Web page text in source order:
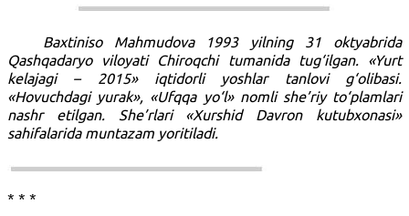
Baxtiniso Mahmudova 1993 yilning 31 oktyabrida
Qashqadaryo viloyati Chiroqchi tumanida tug‘ilgan. «Yurt
kelajagi – 2015» iqtidorli yoshlar tanlovi g‘olibasi.
«Hovuchdagi yurak», «Ufqqa yo‘l» nomli she’riy to‘plamlari
nashr etilgan. She’rlari «Xurshid Davron kutubxonasi»
sahifalarida muntazam yoritiladi.
* * *